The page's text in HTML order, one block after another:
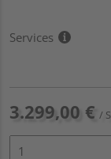
Services
3.299,00 € /